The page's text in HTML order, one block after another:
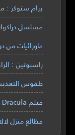
برام ستوكر :
مسلسل
ماورائيات من
راسبوتين :
طقوس
فيلم Dracula
فظائع منزل